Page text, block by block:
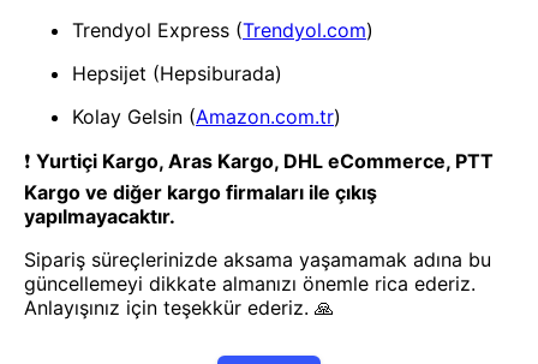
Bahçe Sulama
BUFFER® Alüminyum Water Jet
Oto Yıkama Tabancası Bahçe
Kuğu Çiçek Sulama Kabı-10182